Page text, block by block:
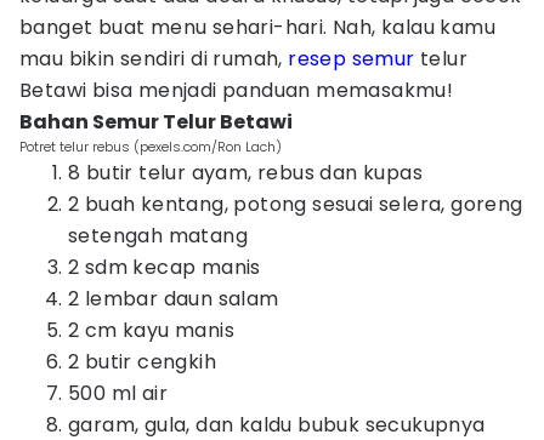
banget buat menu sehari-hari. Nah, kalau kamu
mau bikin sendiri di rumah, resep semur telur
Betawi bisa menjadi panduan memasakmu!
Bahan Semur Telur Betawi
Potret telur rebus (pexels.com/Ron Lach)
8 butir telur ayam, rebus dan kupas
2 buah kentang, potong sesuai selera, goreng
setengah matang
2 sdm kecap manis
2 lembar daun salam
2 cm kayu manis
2 butir cengkih
500 ml air
garam, gula, dan kaldu bubuk secukupnya